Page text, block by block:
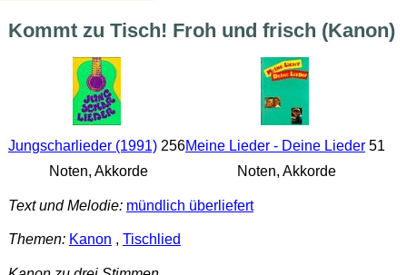
Kommt zu Tisch! Froh und frisch (Kanon)
Jungscharlieder (1991)256
Noten, Akkorde
Meine Lieder - Deine Lieder51
Noten, Akkorde
Text und Melodie: mündlich überliefert
Themen: Kanon , Tischlied